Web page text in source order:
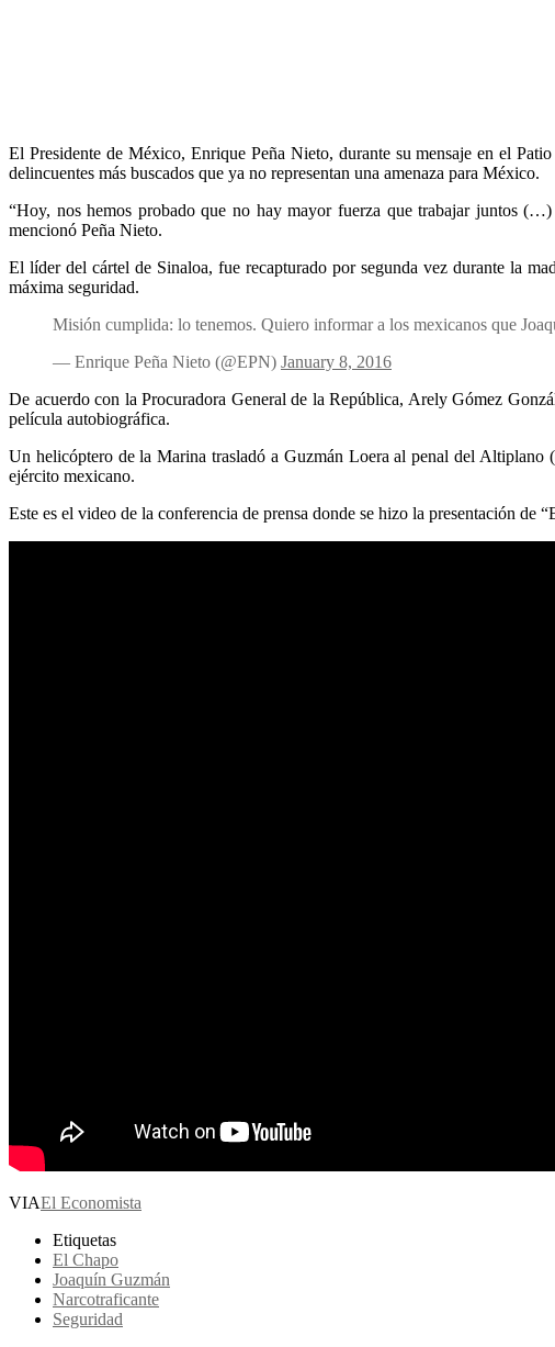
El Presidente de México, Enrique Peña Nieto, durante su mensaje en el
delincuentes más buscados que ya no representan una amenaza para México.
“Hoy, nos hemos probado que no hay mayor fuerza que trabajar juntos
mencionó Peña Nieto.
El líder del cártel de Sinaloa, fue recapturado por segunda vez durante la
máxima seguridad.
Misión cumplida: lo tenemos. Quiero informar a los mexicanos que
— Enrique Peña Nieto (@EPN) January 8, 2016
De acuerdo con la Procuradora General de la República, Arely Gómez
película autobiográfica.
Un helicóptero de la Marina trasladó a Guzmán Loera al penal del Altiplano
ejército mexicano.
Este es el video de la conferencia de prensa donde se hizo la presentación de
VIAEl Economista
Etiquetas
El Chapo
Joaquín Guzmán
Narcotraficante
Seguridad